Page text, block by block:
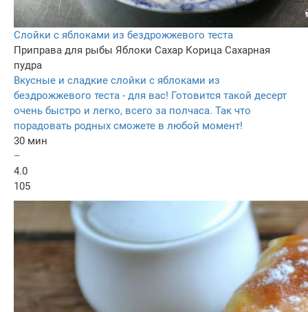
Cлойки с яблоками из бездрожжевого теста
Приправа для рыбы Яблоки Сахар Корица Сахарная
пудра
Вкусные и сладкие слойки с яблоками из
бездрожжевого теста - для вас! Готовится такой десерт
очень быстро и легко, всего за полчаса. Так что
порадовать родных сможете в любой момент!
30 мин
–
4.0
105